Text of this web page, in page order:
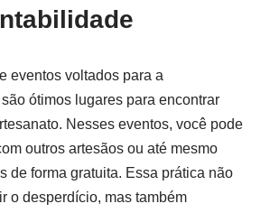
eventos voltados para a
ótimos lugares para encontrar
Nesses eventos, você pode
outros artesãos ou até mesmo
de forma gratuita. Essa prática não
o desperdício, mas também